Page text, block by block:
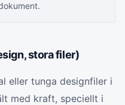
stora filer)
eller tunga designfiler i
med kraft, speciellt i